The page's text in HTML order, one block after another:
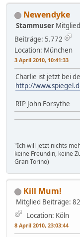
Newendyke
Stammuser Mitglied
Beiträge: 5.772
Location: München
3 April 2010, 10:41:33
Charlie ist jetzt bei
http://
RIP John Forsythe
"Ich will jetzt nichts
keine Freundin, keine
Gran Torino)
Kill Mum!
Mitglied Beiträge:
Location: Köln
8 April 2010, 23:03:44